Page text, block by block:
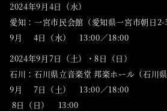
2024年9月4日（水）
愛知：一宮市民会館（愛知県一宮市朝日2-
9月 4日（水） 13:00／18:00
2024年9月7日（土）・8日（日）
石川：石川県立音楽堂 邦楽ホール（石川
9月 7日（土） 13:00／18:00
8日（日） 13:00